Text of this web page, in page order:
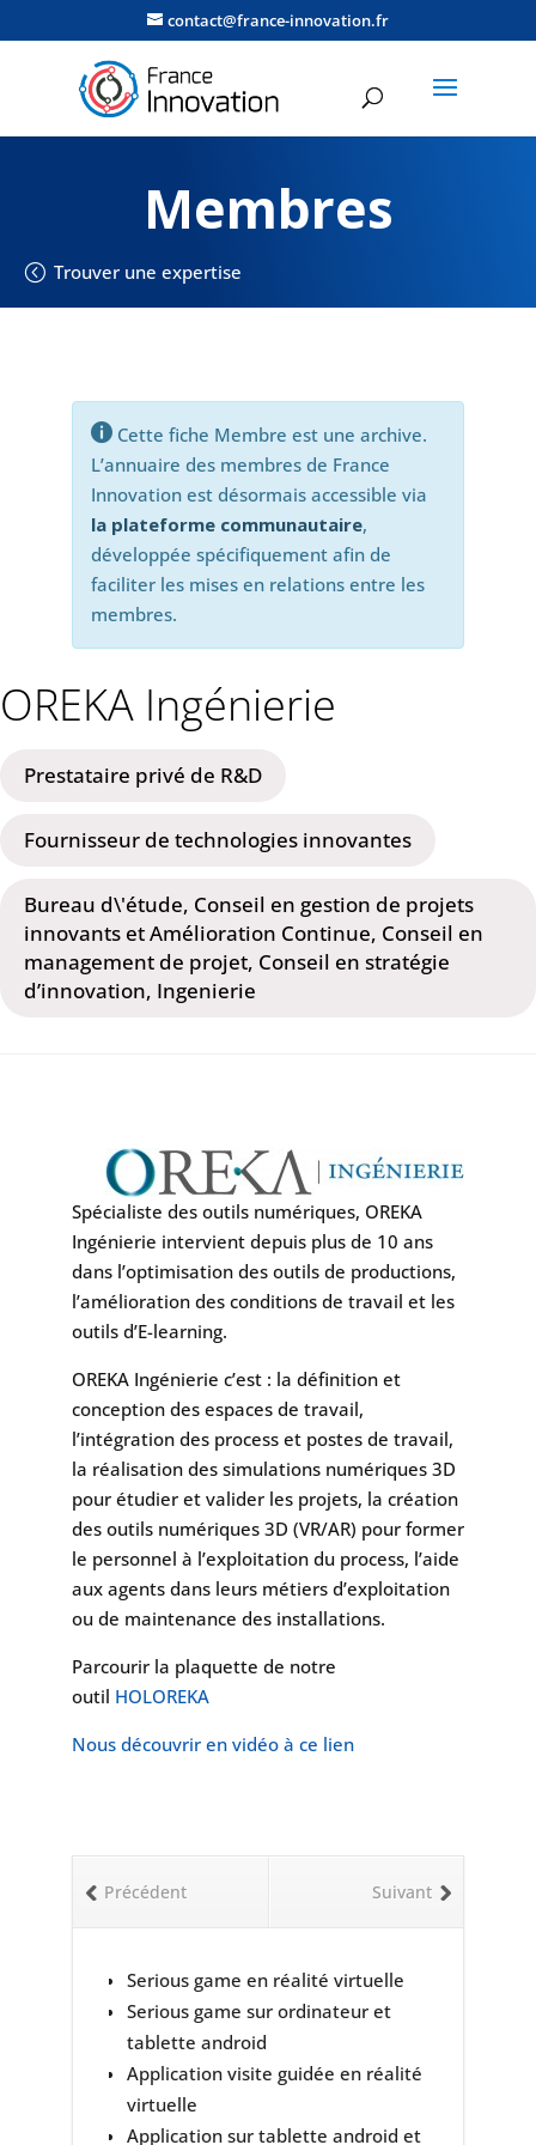
contact@france-innovation.fr
Membres
Trouver une expertise
Cette fiche Membre est une archive.
L’annuaire des membres de France
Innovation est désormais accessible via
la plateforme communautaire,
développée spécifiquement afin de
faciliter les mises en relations entre les
membres.
OREKA Ingénierie
Prestataire privé de R&D
Fournisseur de technologies innovantes
Bureau d\'étude, Conseil en gestion de projets
innovants et Amélioration Continue, Conseil en
management de projet, Conseil en stratégie
d’innovation, Ingenierie
Spécialiste des outils numériques, OREKA
Ingénierie intervient depuis plus de 10 ans
dans l’optimisation des outils de productions,
l’amélioration des conditions de travail et les
outils d’E-learning.
OREKA Ingénierie c’est : la définition et
conception des espaces de travail,
l’intégration des process et postes de travail,
la réalisation des simulations numériques 3D
pour étudier et valider les projets, la création
des outils numériques 3D (VR/AR) pour former
le personnel à l’exploitation du process, l’aide
aux agents dans leurs métiers d’exploitation
ou de maintenance des installations.
Parcourir la plaquette de notre
outil HOLOREKA
Nous découvrir en vidéo à ce lien
Suivant
Précédent
Serious game en réalité virtuelle
Serious game sur ordinateur et
tablette android
Application visite guidée en réalité
virtuelle
Application sur tablette android et